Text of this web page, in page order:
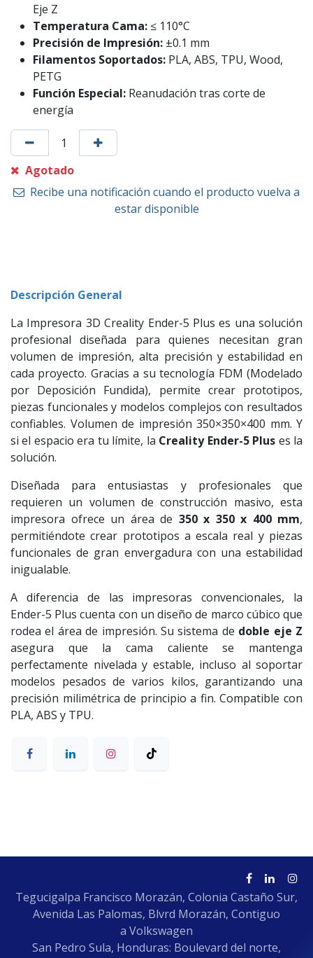
Eje Z
Temperatura Cama: ≤ 110°C
Precisión de Impresión: ±0.1 mm
Filamentos Soportados: PLA, ABS, TPU, Wood,
PETG
Función Especial: Reanudación tras corte de
energía
Agotado
Recibe una notificación cuando el producto vuelva a
estar disponible
Descripción General
La Impresora 3D Creality Ender-5 Plus es una solución
profesional diseñada para quienes necesitan gran
volumen de impresión, alta precisión y estabilidad en
cada proyecto. Gracias a su tecnología FDM (Modelado
por Deposición Fundida), permite crear prototipos,
piezas funcionales y modelos complejos con resultados
confiables. Volumen de impresión 350×350×400 mm. Y
si el espacio era tu límite, la Creality Ender-5 Plus es la
solución.
Diseñada para entusiastas y profesionales que
requieren un volumen de construcción masivo, esta
impresora ofrece un área de 350 x 350 x 400 mm,
permitiéndote crear prototipos a escala real y piezas
funcionales de gran envergadura con una estabilidad
inigualable.
A diferencia de las impresoras convencionales, la
Ender-5 Plus cuenta con un diseño de marco cúbico que
rodea el área de impresión. Su sistema de doble eje Z
asegura que la cama caliente se mantenga
perfectamente nivelada y estable, incluso al soportar
modelos pesados de varios kilos, garantizando una
precisión milimétrica de principio a fin. Compatible con
PLA, ABS y TPU.
Tegucigalpa Francisco Morazán, Colonia Castaño Sur,
Avenida Las Palomas, Blvrd Morazán, Contiguo
a Volkswagen
San Pedro Sula, Honduras: Boulevard del norte,